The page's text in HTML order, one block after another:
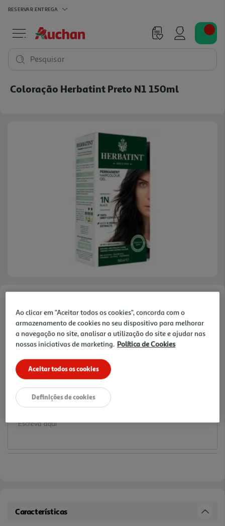
RESERVAR ENTREGA
Pesquisar
Coloração Herbatint Preto N1 150ml
Ref. / EAN:8016744809696
86.6 €/Lt
12,99 €
Notas de preparação
Características
Ao clicar em "Aceitar todos os cookies", concorda com o
armazenamento de cookies no seu dispositivo para melhorar
a navegação no site, analisar a utilização do site e ajudar nas
nossas iniciativas de marketing. Política de Cookies
Aceitar todos os cookies
Definições de cookies